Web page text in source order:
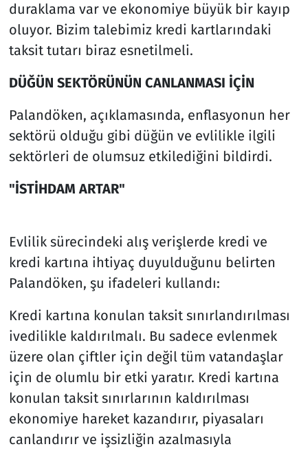
duraklama var ve ekonomiye büyük bir kayıp
oluyor. Bizim talebimiz kredi kartlarındaki
taksit tutarı biraz esnetilmeli.
DÜĞÜN SEKTÖRÜNÜN CANLANMASI İÇİN
Palandöken, açıklamasında, enflasyonun her
sektörü olduğu gibi düğün ve evlilikle ilgili
sektörleri de olumsuz etkilediğini bildirdi.
"İSTİHDAM ARTAR"
Evlilik sürecindeki alış verişlerde kredi ve
kredi kartına ihtiyaç duyulduğunu belirten
Palandöken, şu ifadeleri kullandı:
Kredi kartına konulan taksit sınırlandırılması
ivedilikle kaldırılmalı. Bu sadece evlenmek
üzere olan çiftler için değil tüm vatandaşlar
için de olumlu bir etki yaratır. Kredi kartına
konulan taksit sınırlarının kaldırılması
ekonomiye hareket kazandırır, piyasaları
canlandırır ve işsizliğin azalmasıyla